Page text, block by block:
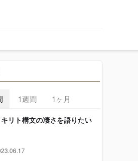
1週間 1ヶ月
リト構文の凄さを語りたい